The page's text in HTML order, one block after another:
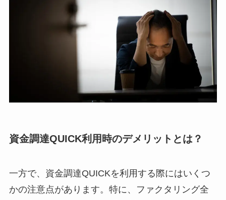
資金調達QUICK利用時のデメリットとは？
一方で、資金調達QUICKを利用する際にはいくつ
かの注意点があります。特に、ファクタリング全